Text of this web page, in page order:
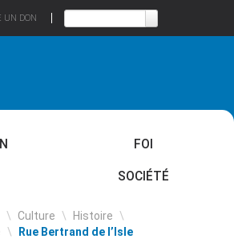
UN DON
FOI
SOCIÉTÉ
\ Culture \ Histoire \
\ Rue Bertrand de l’Isle